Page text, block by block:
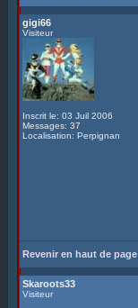
gigi66
Visiteur
Inscrit le: 03 Juil 2006
Messages: 37
Localisation: Perpignan
Revenir en haut de page
Skaroots33
Visiteur